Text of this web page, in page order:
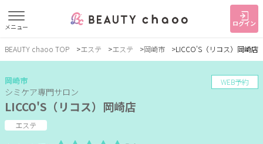
メニュー ログイン
すでに会員の方 はじめてご利用の方
ジャンルで探す
BEAUTY chaoo TOP エステ エステ 岡崎市 LICCO'S（リコス）岡崎店
岡崎市
シミケア専門サロン
LICCO'S（リコス）岡崎店
エステ
WEB予約